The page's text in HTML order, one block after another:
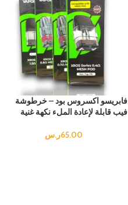
فابريسو اكسروس بود – خرطوشة
فيب قابلة لإعادة الملء نكهة غنية
65.00ر.س